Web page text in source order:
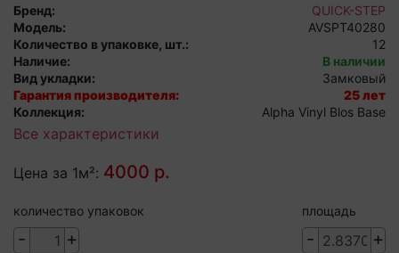
Бренд:
QUICK-STEP
Модель:
AVSPT40280
Количество в упаковке, шт.:
12
Наличие:
В наличии
Вид укладки:
Замковый
Гарантия производителя:
25 лет
Коллекция:
Alpha Vinyl Blos Base
Все характеристики
Цена за 1м²: 4000 р.
количество упаковок
- +
площадь
- +